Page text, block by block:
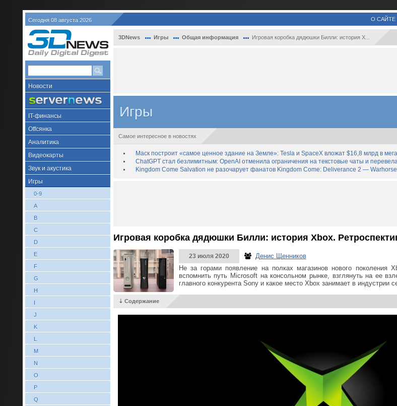
Сегодня 08 августа 2026 О САЙТЕ
Новости
IT-финансы
Offсянка
Аналитика
Видеокарты
Звук и акустика
Игры
0-9
A
B
C
D
E
F
G
H
I
J
K
L
M
N
O
P
Q
3DNews Игры Общая информация Игровая коробка дядюшки Билли: история X...
Игры
Самое интересное в новостях
Маск построит «самое ценное здание на Земле»: Tesla и SpaceX вложат $16,8 млрд в
ChatGPT стал безлимитным: OpenAI отменила ограничения на текстовые чаты и
Kingdom Come Salvation не разочарует фанатов Kingdom Come: Deliverance 2 —
Игровая коробка дядюшки Билли: история Xbox.
23 июля 2020
Денис Щенников
Не за горами появление на полках магазинов нового
вспомнить путь Microsoft на консольном рынке, взглянуть на ее
главного конкурента Sony и какое место Xbox занимает в
⇣ Содержание